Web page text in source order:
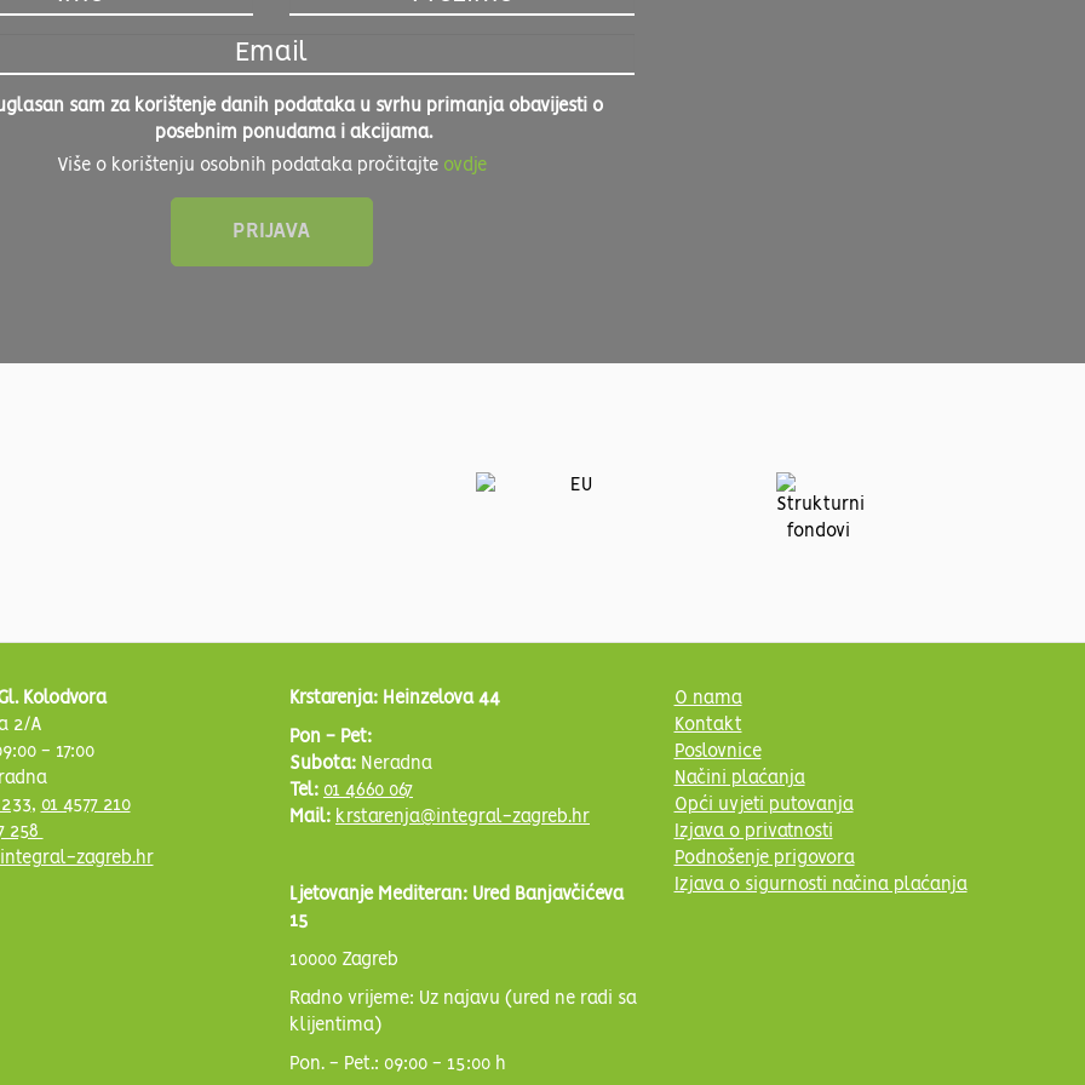
sam za korištenje danih podataka u svrhu primanja obavijesti o
posebnim ponudama i akcijama.
Više o korištenju osobnih podataka pročitajte ovdje
Kolodvora
2/A
- 17:00
233, 01 4577 210
258
zagreb.hr
Krstarenja: Heinzelova 44
Pon - Pet:
Subota: Neradna
Tel: 01 4660 067
Mail: krstarenja@integral-zagreb.hr
Ljetovanje Mediteran: Ured Banjavčićeva
15
10000 Zagreb
Radno vrijeme: Uz najavu (ured ne radi sa
klijentima)
Pon. - Pet.: 09:00 - 15:00 h
O nama
Kontakt
Poslovnice
Načini plaćanja
Opći uvjeti putovanja
Izjava o privatnosti
Podnošenje prigovora
Izjava o sigurnosti načina plaćanja